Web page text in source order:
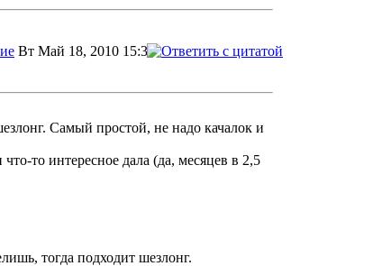
Вт Май 18, 2010 15:31
Самый простой, не надо качалок и
то интересное дала (да, месяцев в 2,5
тогда подходит шезлонг.